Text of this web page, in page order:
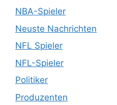
NBA-Spieler
Neuste Nachrichten
NFL Spieler
NFL-Spieler
Politiker
Produzenten